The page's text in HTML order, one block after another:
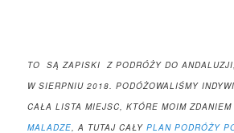
TO SĄ ZAPISKI Z PODRÓŻY DO
W SIERPNIU 2018. PODÓŻOWALIŚMY
CAŁA LISTA MIEJSC, KTÓRE MOIM ZDANIEM
MALADZE, A TUTAJ CAŁYPLAN PODRÓŻY